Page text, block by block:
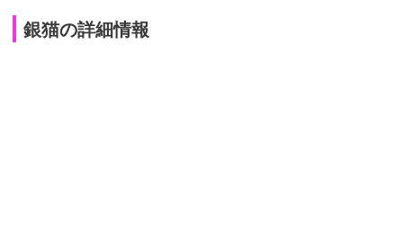
銀猫の詳細情報